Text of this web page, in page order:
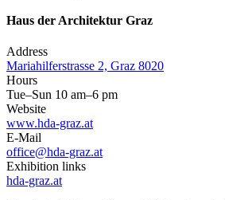
Haus der Architektur Graz
Address
Mariahilferstrasse 2, Graz 8020
Hours
Tue–Sun 10 am–6 pm
Website
www.hda-graz.at
E-Mail
office@hda-graz.at
Exhibition links
hda-graz.at